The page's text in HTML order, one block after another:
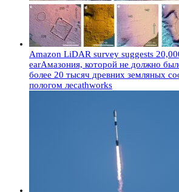
Amazon LiDAR survey suggests
earАмазония, которой не должно
более 20 тысяч древних земляных
пологом лесаthworks